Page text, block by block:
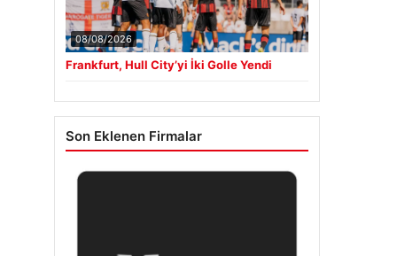
08/08/2026
Frankfurt, Hull City’yi İki Golle Yendi
Son Eklenen Firmalar